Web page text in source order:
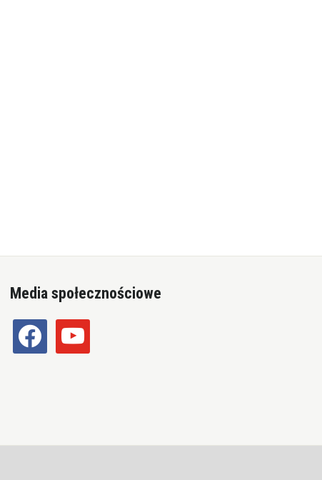
Media społecznościowe
facebook youtube